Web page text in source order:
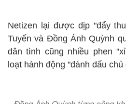
Netizen lại được dịp "đẩy
Tuyến và Đồng Ánh Quỳnh
dân tình cũng nhiều phen
loạt hành động "đánh dấu